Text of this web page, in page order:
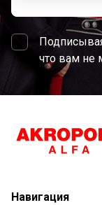
что вам не
Навигация